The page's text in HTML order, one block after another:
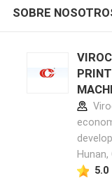
SOBRE
Hunan,
5.0